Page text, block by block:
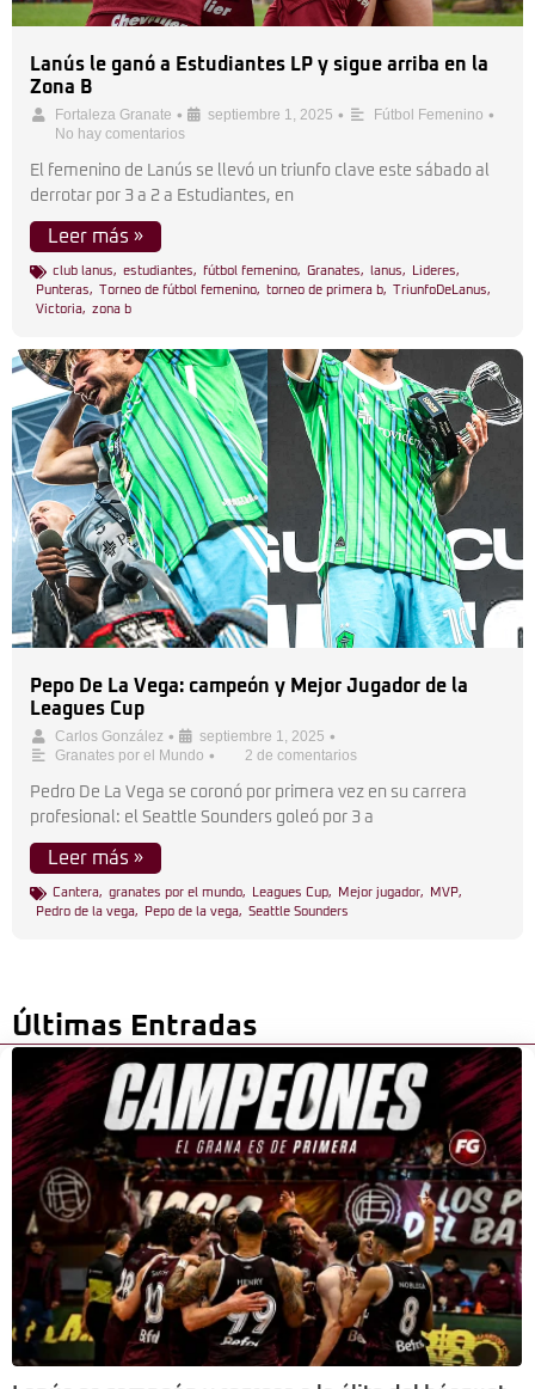
Lanús le ganó a Estudiantes LP y sigue arriba en la
Zona B
Fortaleza Granate • septiembre 1, 2025 • Fútbol Femenino •
No hay comentarios
El femenino de Lanús se llevó un triunfo clave este sábado al
derrotar por 3 a 2 a Estudiantes, en
Leer más »
club lanus, estudiantes, fútbol femenino, Granates, lanus, Lideres,
Punteras, Torneo de fútbol femenino, torneo de primera b, TriunfoDeLanus,
Victoria, zona b
Pepo De La Vega: campeón y Mejor Jugador de la
Leagues Cup
Carlos González • septiembre 1, 2025 •
Granates por el Mundo • 2 de comentarios
Pedro De La Vega se coronó por primera vez en su carrera
profesional: el Seattle Sounders goleó por 3 a
Leer más »
Cantera, granates por el mundo, Leagues Cup, Mejor jugador, MVP,
Pedro de la vega, Pepo de la vega, Seattle Sounders
Últimas Entradas